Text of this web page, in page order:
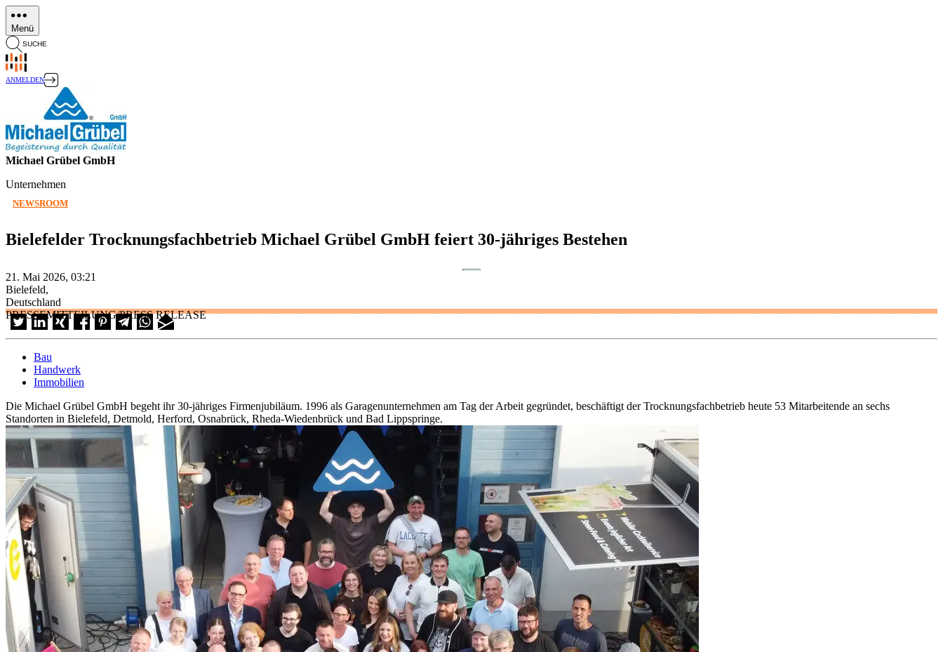
Direkt
zum
Inhalt
Menü
SUCHE
ANMELDEN
Michael Grübel GmbH
Unternehmen
NEWSROOM
Bielefelder Trocknungsfachbetrieb Michael Grübel GmbH feiert 30-jähriges Bestehen
21. Mai 2026, 03:21
Bielefeld,
Deutschland
PRESSEMITTEILUNG/PRESS RELEASE
Bau
Handwerk
Immobilien
Die Michael Grübel GmbH begeht ihr 30-jähriges Firmenjubiläum. 1996 als Garagenunternehmen am Tag der Arbeit gegründet, beschäftigt der Trocknungsfachbetrieb heute 53 Mitarbeitende an sechs
Standorten in Bielefeld, Detmold, Herford, Osnabrück, Rheda-Wiedenbrück und Bad Lippspringe.